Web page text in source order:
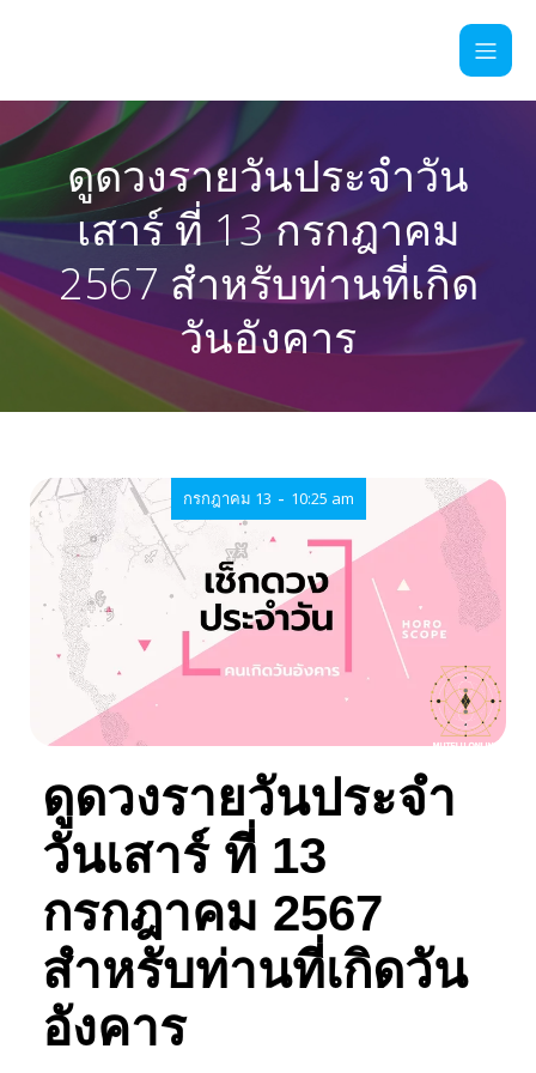
ดูดวงรายวันประจำวัน
เสาร์ ที่ 13 กรกฎาคม
2567 สำหรับท่านที่เกิด
วันอังคาร
กรกฎาคม 13 - 10:25 am
ดูดวงรายวันประจำ
วันเสาร์ ที่ 13
กรกฎาคม 2567
สำหรับท่านที่เกิดวัน
อังคาร